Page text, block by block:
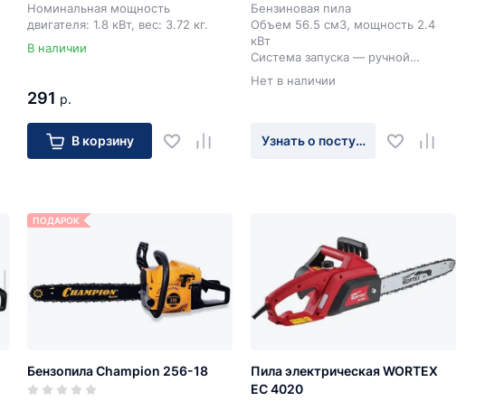
Номинальная мощность
двигателя: 1.8 кВт, вес: 3.72 кг.
В наличии
291 р.
В корзину
Бензиновая пила
Объем 56.5 см3, мощность 2.4
кВт
Система запуска — ручной
стартер
2800-3400 об/мин
Нет в наличии
Узнать о поступлении
ПОДАРОК
Бензопила Champion 256-18
Пила электрическая WORTEX
EC 4020